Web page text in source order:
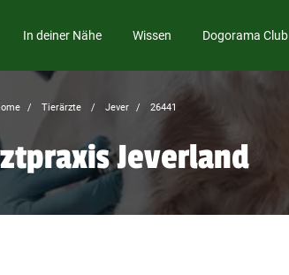
In deiner Nähe Wissen Dogorama Club
Tierärzte Jever 26441
Jeverland